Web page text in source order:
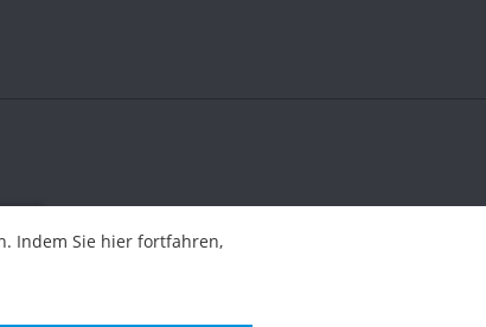
Indem Sie hier fortfahren,